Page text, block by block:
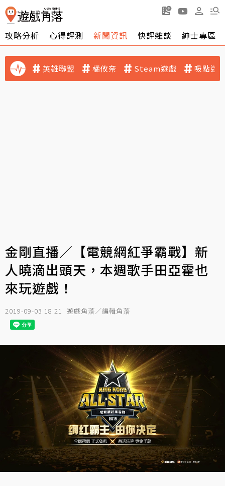
攻略分析 心得評測 新聞資訊 快評雜談 紳士專區
英雄聯盟 橘攸奈 Steam遊戲 吸點迷
金剛直播／【電競網紅爭霸戰】新
人曉滴出頭天，本週歌手田亞霍也
來玩遊戲！
2019-09-03 18:21 遊戲角落／編輯角落